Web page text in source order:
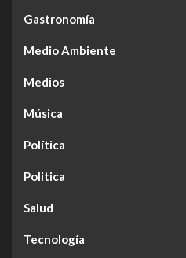
Gastronomía
Medio Ambiente
Medios
Música
Política
Politica
Salud
Tecnología